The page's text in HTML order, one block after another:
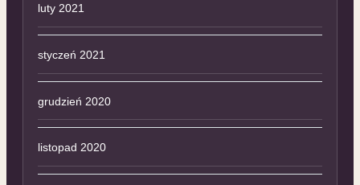
luty 2021
styczeń 2021
grudzień 2020
listopad 2020